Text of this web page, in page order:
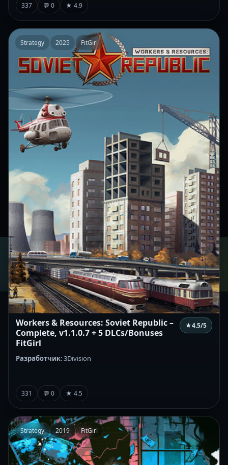
337 💬 0 ★ 4.9
Strategy 2025 FitGirl
Workers & Resources: Soviet Republic –
Complete, v1.1.0.7 + 5 DLCs/Bonuses
FitGirl
★4.5/5
Разработчик: 3Division
331 💬 0 ★ 4.5
Strategy 2019 FitGirl